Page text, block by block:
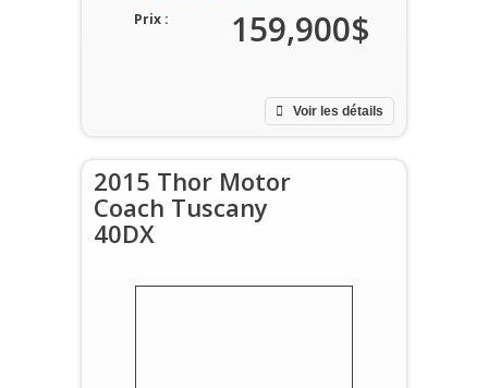
Voir les détails
Prix : 159,900$
2015 Thor Motor
Coach Tuscany
40DX